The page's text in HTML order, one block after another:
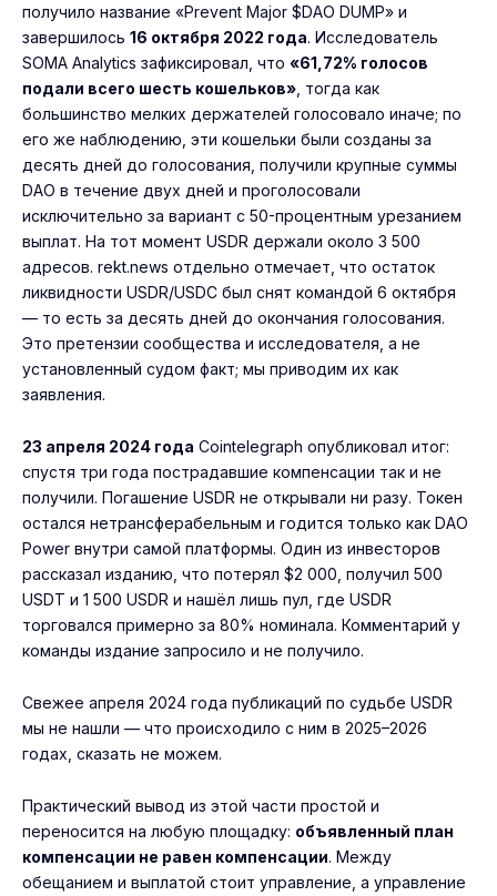
получило название «Prevent Major $DAO DUMP» и
завершилось 16 октября 2022 года. Исследователь
SOMA Analytics зафиксировал, что «61,72% голосов
подали всего шесть кошельков» , тогда как
большинство мелких держателей голосовало иначе; по
его же наблюдению, эти кошельки были созданы за
десять дней до голосования, получили крупные суммы
DAO в течение двух дней и проголосовали
исключительно за вариант с 50-процентным урезанием
выплат. На тот момент USDR держали около 3 500
адресов. rekt.news отдельно отмечает, что остаток
ликвидности USDR/USDC был снят командой 6 октября
— то есть за десять дней до окончания голосования.
Это претензии сообщества и исследователя, а не
установленный судом факт; мы приводим их как
заявления.
23 апреля 2024 года Cointelegraph опубликовал итог:
спустя три года пострадавшие компенсации так и не
получили. Погашение USDR не открывали ни разу. Токен
остался нетрансферабельным и годится только как DAO
Power внутри самой платформы. Один из инвесторов
рассказал изданию, что потерял $2 000, получил 500
USDT и 1 500 USDR и нашёл лишь пул, где USDR
торговался примерно за 80% номинала. Комментарий у
команды издание запросило и не получило.
Свежее апреля 2024 года публикаций по судьбе USDR
мы не нашли — что происходило с ним в 2025–2026
годах, сказать не можем.
Практический вывод из этой части простой и
переносится на любую площадку: объявленный план
компенсации не равен компенсации. Между
обещанием и выплатой стоит управление, а управление